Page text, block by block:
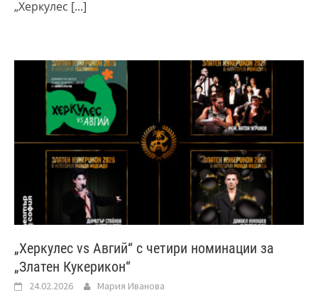
„Херкулес [...]
„Херкулес vs Авгий“ с четири номинации за
„Златен Кукерикон“
24.02.2026 Мария Иванова